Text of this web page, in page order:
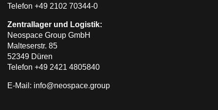
Telefon +49 2102 70344-0
Zentrallager und Logistik:
Neospace Group GmbH
Malteserstr. 85
52349 Düren
Telefon +49 2421 4805840
E-Mail: info@neospace.group